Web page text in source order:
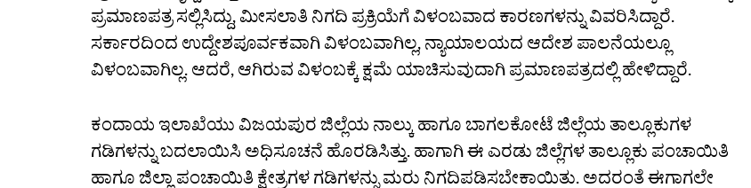
ಪ್ರಮಾಣಪತ್ರ ಸಲ್ಲಿಸಿದ್ದು, ಮೀಸಲಾತಿ ನಿಗದಿ ಪ್ರಕ್ರಿಯೆಗೆ ವಿಳಂಬವಾದ ಕಾರಣಗಳನ್ನು ವಿವರಿಸಿದ್ದಾರೆ.
ಸರ್ಕಾರದಿಂದ ಉದ್ದೇಶಪೂರ್ವಕವಾಗಿ ವಿಳಂಬವಾಗಿಲ್ಲ, ನ್ಯಾಯಾಲಯದ ಆದೇಶ ಪಾಲನೆಯಲ್ಲೂ
ವಿಳಂಬವಾಗಿಲ್ಲ. ಆದರೆ, ಆಗಿರುವ ವಿಳಂಬಕ್ಕೆ ಕ್ಷಮೆ ಯಾಚಿಸುವುದಾಗಿ ಪ್ರಮಾಣಪತ್ರದಲ್ಲಿ ಹೇಳಿದ್ದಾರೆ.
ಕಂದಾಯ ಇಲಾಖೆಯು ವಿಜಯಪುರ ಜಿಲ್ಲೆಯ ನಾಲ್ಕು ಹಾಗೂ ಬಾಗಲಕೋಟೆ ಜಿಲ್ಲೆಯ ತಾಲ್ಲೂಕುಗಳ
ಗಡಿಗಳನ್ನು ಬದಲಾಯಿಸಿ ಅಧಿಸೂಚನೆ ಹೊರಡಿಸಿತ್ತು. ಹಾಗಾಗಿ ಈ ಎರಡು ಜಿಲ್ಲೆಗಳ ತಾಲ್ಲೂಕು ಪಂಚಾಯಿತಿ
ಹಾಗೂ ಜಿಲ್ಲಾ ಪಂಚಾಯಿತಿ ಕ್ಷೇತ್ರಗಳ ಗಡಿಗಳನ್ನು ಮರು ನಿಗದಿಪಡಿಸಬೇಕಾಯಿತು. ಅದರಂತೆ ಈಗಾಗಲೇ